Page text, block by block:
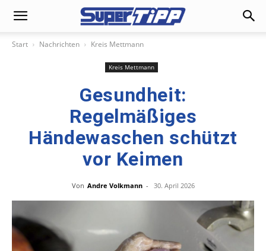
Start Nachrichten Kreis Mettmann
Kreis Mettmann
Gesundheit:
Regelmäßiges
Händewaschen schützt
vor Keimen
Von Andre Volkmann - 30. April 2026